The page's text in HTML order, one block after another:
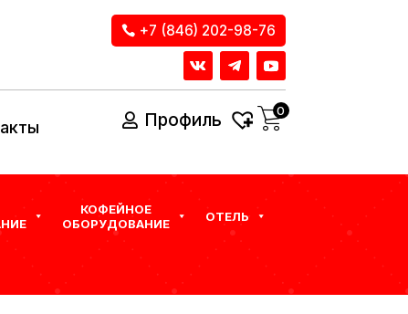
+7 (846) 202-98-76
Профиль 0
КОФЕЙНОЕ
ОБОРУДОВАНИЕ
ОТЕЛЬ